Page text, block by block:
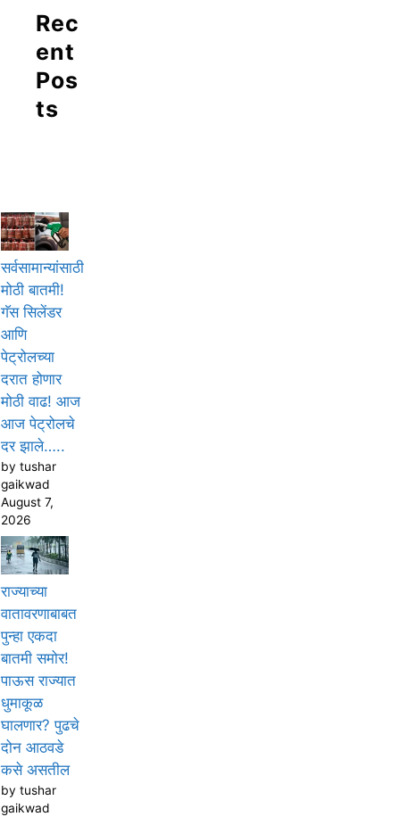
Rec
ent
Pos
ts
सर्वसामान्यांसाठी
मोठी बातमी!
गॅस सिलेंडर
आणि
पेट्रोलच्या
दरात होणार
मोठी वाढ! आज
आज पेट्रोलचे
दर झाले…..
by tushar
gaikwad
August 7,
2026
राज्याच्या
वातावरणाबाबत
पुन्हा एकदा
बातमी समोर!
पाऊस राज्यात
धुमाकूळ
घालणार? पुढचे
दोन आठवडे
कसे असतील
by tushar
gaikwad